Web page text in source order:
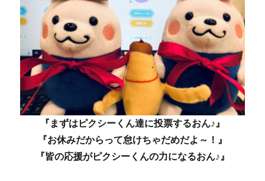
『まずはピクシーくん達に投票するおん♪』
『お休みだからって怠けちゃだめだよ～！』
『皆の応援がピクシーくんの力になるおん♪』